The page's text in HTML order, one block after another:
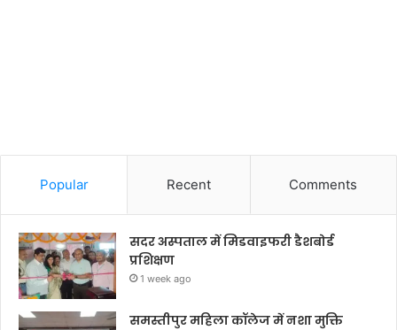
Popular Recent Comments
सदर अस्पताल में मिडवाइफरी डैशबोर्ड
प्रशिक्षण
1 week ago
समस्तीपुर महिला कॉलेज में नशा मुक्ति